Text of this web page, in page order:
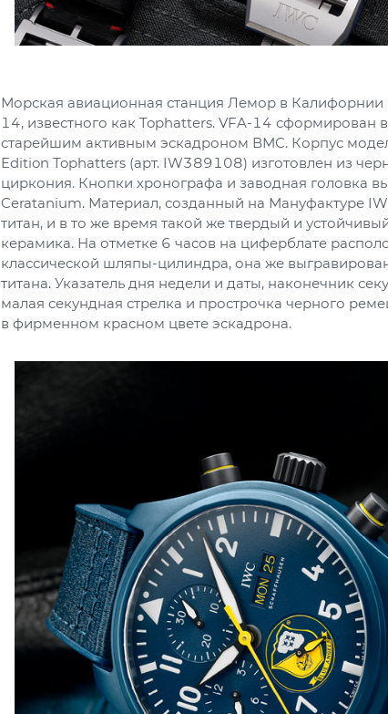
Морская авиационная станция Лемор в Калифорнии
14, известного как Tophatters. VFA-14 сформирован
старейшим активным эскадроном ВМС. Корпус
Edition Tophatters (арт. IW389108) изготовлен из
циркония. Кнопки хронографа и заводная головка
Ceratanium. Материал, созданный на Мануфактуре
титан, и в то же время такой же твердый и
керамика. На отметке 6 часов на циферблате
классической шляпы-цилиндра, она же
титана. Указатель дня недели и даты, наконечник
малая секундная стрелка и прострочка черного
в фирменном красном цвете эскадрона.